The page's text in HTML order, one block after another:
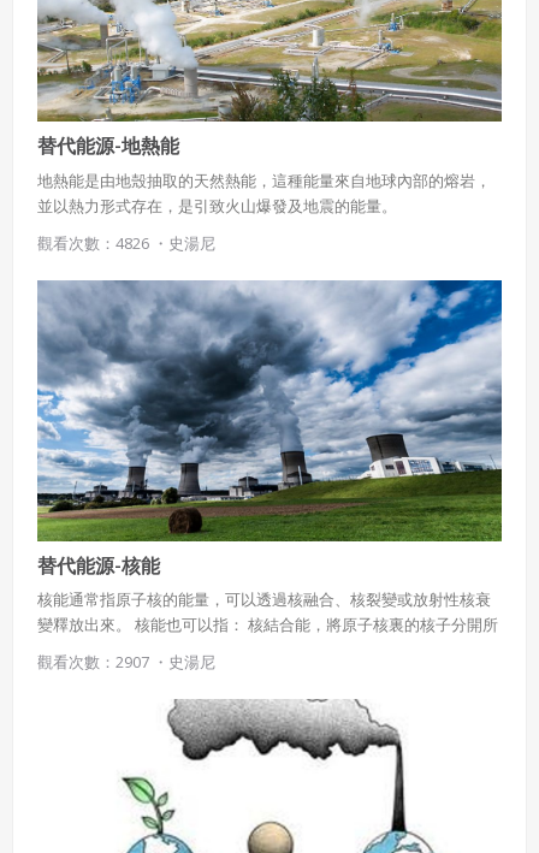
替代能源-地熱能
地熱能是由地殼抽取的天然熱能，這種能量來自地球內部的熔岩，
並以熱力形式存在，是引致火山爆發及地震的能量。
觀看次數：4826 ・ 史湯尼
替代能源-核能
核能通常指原子核的能量，可以透過核融合、核裂變或放射性核衰
變釋放出來。 核能也可以指： 核結合能，將原子核裏的核子分開所
需的能量 核能 (雕塑)，Henry Moore製作的青銅雕塑，放在芝加哥
大學：美國 核勢能，粒子在原子核裏的勢能 核動力（英語：
nuclear power，也稱原子能或核能）使用持續的核裂變產生熱和
電 核技術，核能的應用，包括核動力、核醫學、核武器
觀看次數：2907 ・ 史湯尼